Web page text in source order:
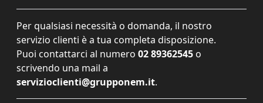
Per qualsiasi necessità o domanda, il nostro
servizio clienti è a tua completa disposizione.
Puoi contattarci al numero 02 89362545 o
scrivendo una mail a
servizioclienti@grupponem.it.